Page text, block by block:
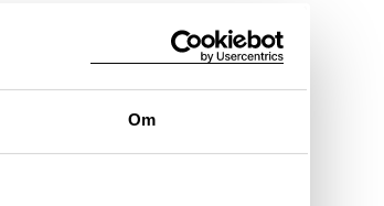
Om
LADDA NER MEDIA